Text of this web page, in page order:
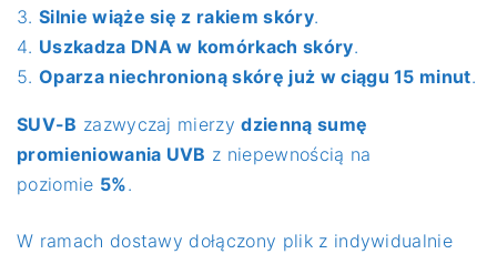
Silnie wiąże się z rakiem skóry.
Uszkadza DNA w komórkach skóry.
Oparza niechronioną skórę już w ciągu 15 minut.
SUV-B zazwyczaj mierzydzienną sumę
promieniowania UVB z niepewnością na
poziomie 5%.
W ramach dostawy dołączony plik z indywidualnie